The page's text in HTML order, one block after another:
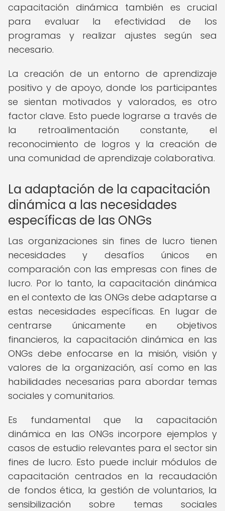
capacitación dinámica también es crucial
para evaluar la efectividad de los
programas y realizar ajustes según sea
necesario.
La creación de un entorno de aprendizaje
positivo y de apoyo, donde los participantes
se sientan motivados y valorados, es otro
factor clave. Esto puede lograrse a través de
la retroalimentación constante, el
reconocimiento de logros y la creación de
una comunidad de aprendizaje colaborativa.
La adaptación de la capacitación
dinámica a las necesidades
específicas de las ONGs
Las organizaciones sin fines de lucro tienen
necesidades y desafíos únicos en
comparación con las empresas con fines de
lucro. Por lo tanto, la capacitación dinámica
en el contexto de las ONGs debe adaptarse a
estas necesidades específicas. En lugar de
centrarse únicamente en objetivos
financieros, la capacitación dinámica en las
ONGs debe enfocarse en la misión, visión y
valores de la organización, así como en las
habilidades necesarias para abordar temas
sociales y comunitarios.
Es fundamental que la capacitación
dinámica en las ONGs incorpore ejemplos y
casos de estudio relevantes para el sector sin
fines de lucro. Esto puede incluir módulos de
capacitación centrados en la recaudación
de fondos ética, la gestión de voluntarios, la
sensibilización sobre temas sociales